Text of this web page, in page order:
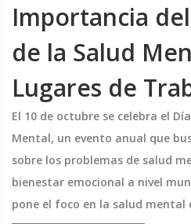
Importancia
de la Salud
Lugares de
El 10 de octubre se celebra el
Mental, un evento anual que
sobre los problemas de salud
bienestar emocional a nivel
pone el foco en la salud